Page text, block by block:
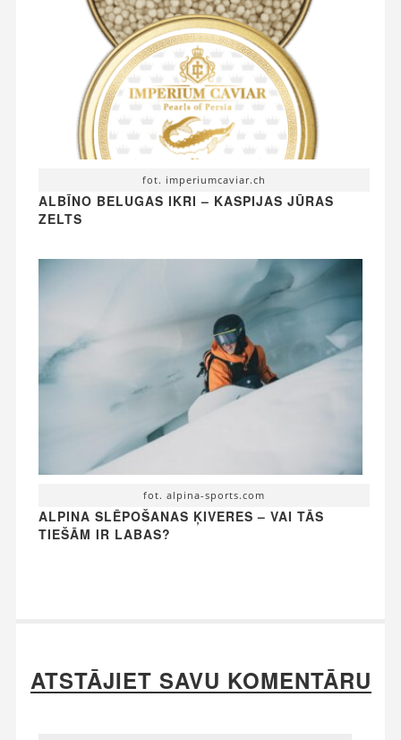
fot. imperiumcaviar.ch
ALBĪNO BELUGAS IKRI – KASPIJAS JŪRAS
ZELTS
fot. alpina-sports.com
ALPINA SLĒPOŠANAS ĶIVERES – VAI TĀS
TIEŠĀM IR LABAS?
ATSTĀJIET SAVU KOMENTĀRU